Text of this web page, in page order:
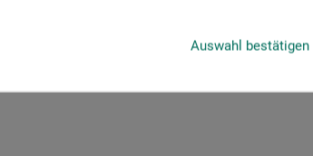
Auswahl bestätigen
innovations